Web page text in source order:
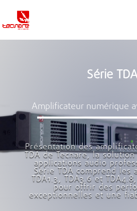
Série
Amplificateur numérique
Présentation des
TDA de Tecnare, la
applications audio
Série TDA comprend les
TDA1.3, TDA3.6 et
pour offrir des
exceptionnelles et une